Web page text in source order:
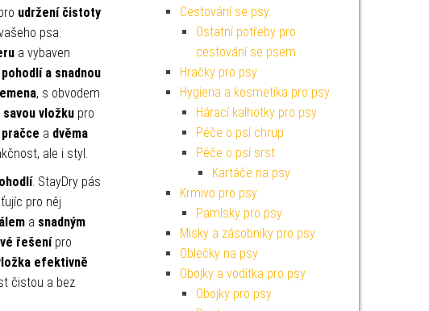
udržení čistoty
psa.
a vybaven
pohodlí a snadnou
, s obvodem
vložkupro
a dvěma
ale i styl.
. StayDry pás
pro něj
a snadným
řešenípro
efektivně
čistou a bez
Cestování se psy
Ostatní potřeby pro
cestování se psem
Hračky pro psy
Hygiena a kosmetika pro psy
Hárací kalhotky pro psy
Péče o psí chrup
Péče o psí srst
Kartáče na psy
Krmivo pro psy
Pamlsky pro psy
Misky a zásobníky pro psy
Oblečky na psy
Obojky a vodítka pro psy
Obojky pro psy